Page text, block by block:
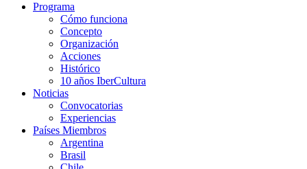
Programa
Cómo funciona
Concepto
Organización
Acciones
Histórico
10 años IberCultura
Noticias
Convocatorias
Experiencias
Países Miembros
Argentina
Brasil